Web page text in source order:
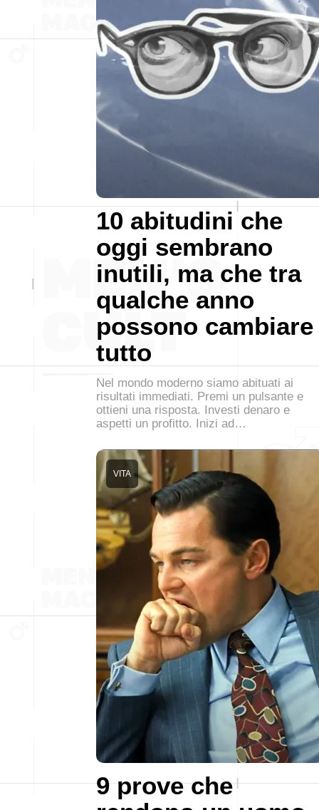
10 abitudini che
oggi sembrano
inutili, ma che tra
qualche anno
possono cambiare
tutto
Nel mondo moderno siamo abituati ai
risultati immediati. Premi un pulsante e
ottieni una risposta. Investi denaro e
aspetti un profitto. Inizi ad…
9 prove che
VITA